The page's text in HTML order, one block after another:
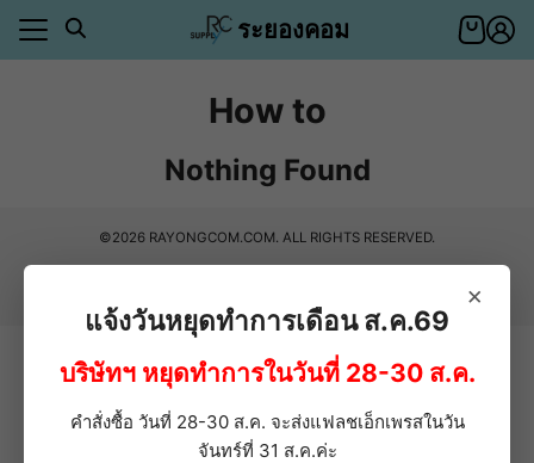
Skip
ระยองคอม
งคุณ
สินค้า
How to
Nothing Found
©2026 RAYONGCOM.COM. ALL RIGHTS RESERVED.
×
แจ้งวันหยุดทำการเดือน ส.ค.69
บริษัทฯ หยุดทำการในวันที่ 28-30 ส.ค.
คำสั่งซื้อ วันที่ 28-30 ส.ค. จะส่งแฟลชเอ็กเพรสในวัน
จันทร์ที่ 31 ส.ค.ค่ะ